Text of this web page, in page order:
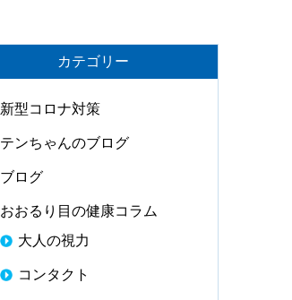
カテゴリー
新型コロナ対策
テンちゃんのブログ
ブログ
おおるり目の健康コラム
大人の視力
コンタクト